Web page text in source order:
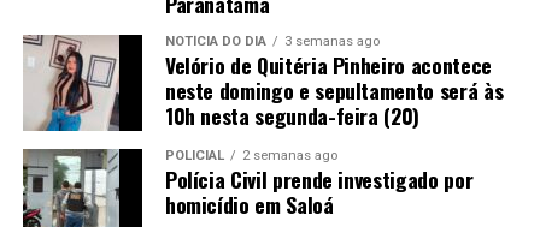
NOTÍCIA DO DIA 3 semanas ago
Velório de Quitéria Pinheiro acontece
neste domingo e sepultamento será às
10h nesta segunda-feira (20)
POLICIAL 2 semanas ago
Polícia Civil prende investigado por
homicídio em Saloá